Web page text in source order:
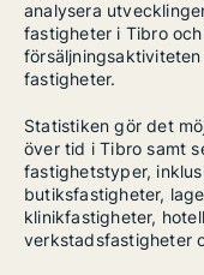
analysera
fastigheter i Tibro
fastigheter.
Statistiken gör det
över tid i Tibro samt
fastighetstyper,
butiksfastigheter,
klinikfastigheter,
verkstadsfastigheter